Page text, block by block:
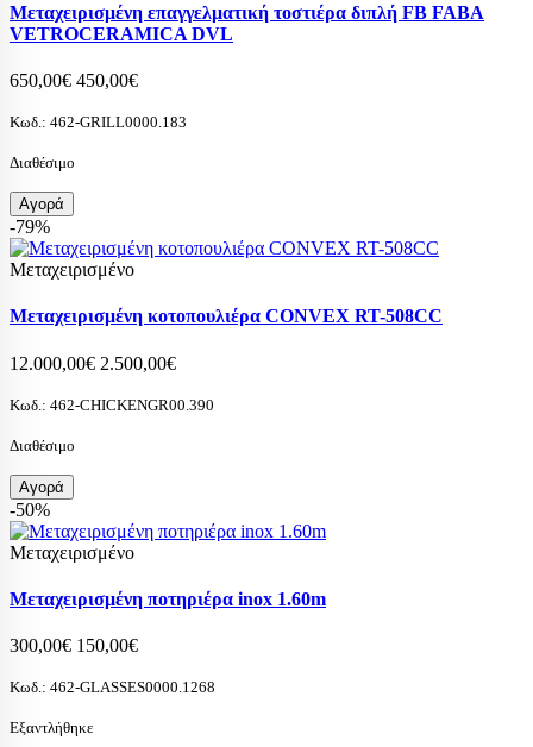
Μεταχειρισμένη επαγγελματική τοστιέρα διπλή FB FABA
VETROCERAMICA DVL
650,00€ 450,00€
Κωδ.: 462-GRILL0000.183
Διαθέσιμο
Αγορά
-79%
Μεταχειρισμένο
Μεταχειρισμένη κοτοπουλιέρα CONVEX RT-508CC
12.000,00€ 2.500,00€
Κωδ.: 462-CHICKENGR00.390
Διαθέσιμο
Αγορά
-50%
Μεταχειρισμένο
Μεταχειρισμένη ποτηριέρα inox 1.60m
300,00€ 150,00€
Κωδ.: 462-GLASSES0000.1268
Εξαντλήθηκε